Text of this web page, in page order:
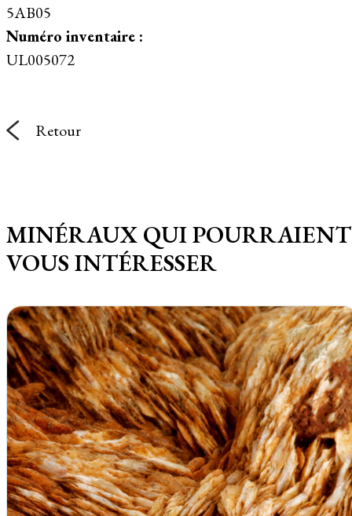
5AB05
Numéro inventaire :
UL005072
Retour
MINÉRAUX QUI POURRAIENT
VOUS INTÉRESSER